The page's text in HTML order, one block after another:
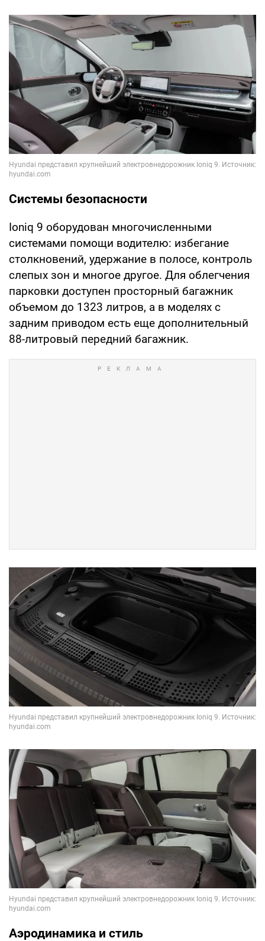
Системы безопасности
Ioniq 9 оборудован многочисленными
системами помощи водителю: избегание
столкновений, удержание в полосе, контроль
слепых зон и многое другое. Для облегчения
парковки доступен просторный багажник
объемом до 1323 литров, а в моделях с
задним приводом есть еще дополнительный
88-литровый передний багажник.
Аэродинамика и стиль